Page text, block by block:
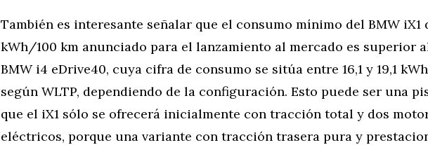
También es interesante señalar que el consumo mínimo del BMW iX1
kWh/100 km anunciado para el lanzamiento al mercado es superior
BMW i4 eDrive40, cuya cifra de consumo se sitúa entre 16,1 y 19,1
según WLTP, dependiendo de la configuración. Esto puede ser una
que el iX1 sólo se ofrecerá inicialmente con tracción total y dos
eléctricos, porque una variante con tracción trasera pura y